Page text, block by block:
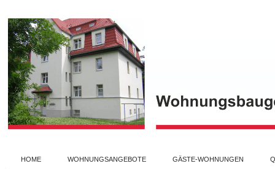
HOME WOHNUNGSANGEBOTE GÄSTE-WOHNUNGEN